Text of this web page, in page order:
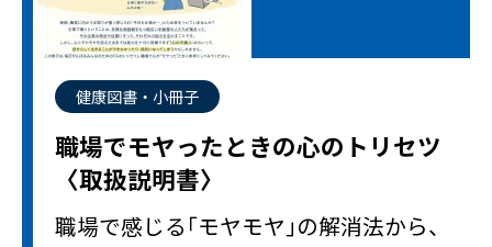
健康図書・小冊子
職場でモヤったときの心のトリセツ
〈取扱説明書〉
職場で感じる｢モヤモヤ｣の解消法から、